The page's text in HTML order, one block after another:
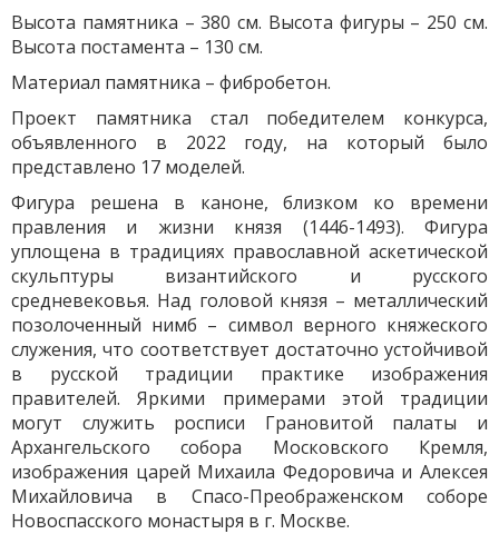
Высота памятника – 380 см. Высота фигуры – 250 см.
Высота постамента – 130 см.
Материал памятника – фибробетон.
Проект памятника стал победителем конкурса,
объявленного в 2022 году, на который было
представлено 17 моделей.
Фигура решена в каноне, близком ко времени
правления и жизни князя (1446-1493). Фигура
уплощена в традициях православной аскетической
скульптуры византийского и русского
средневековья. Над головой князя – металлический
позолоченный нимб – символ верного княжеского
служения, что соответствует достаточно устойчивой
в русской традиции практике изображения
правителей. Яркими примерами этой традиции
могут служить росписи Грановитой палаты и
Архангельского собора Московского Кремля,
изображения царей Михаила Федоровича и Алексея
Михайловича в Спасо-Преображенском соборе
Новоспасского монастыря в г. Москве.